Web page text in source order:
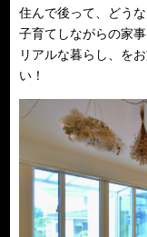
住んで後って、どう
子育てしながらの家
リアルな暮らし、を
い！